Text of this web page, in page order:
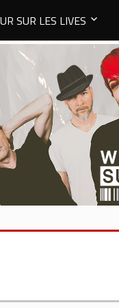
SUR LES LIVES